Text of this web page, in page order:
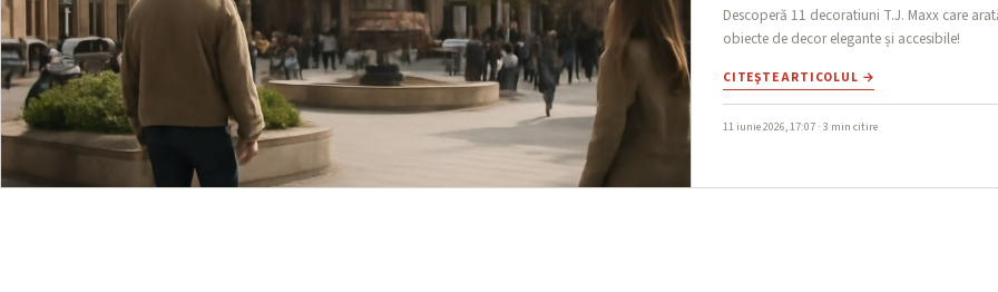
Descoperă 11 decoratiuni T.J. Maxx care
obiecte de decor elegante și accesibile!
CITEŞTE ARTICOLUL →
11 iunie 2026, 17:07 · 3 min citire